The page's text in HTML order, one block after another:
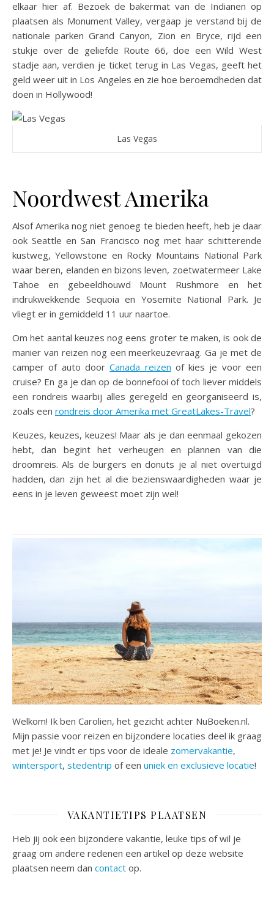
elkaar hier af. Bezoek de bakermat van de Indianen op
plaatsen als Monument Valley, vergaap je verstand bij de
nationale parken Grand Canyon, Zion en Bryce, rijd een
stukje over de geliefde Route 66, doe een Wild West
stadje aan, verdien je ticket terug in Las Vegas, geeft het
geld weer uit in Los Angeles en zie hoe beroemdheden dat
doen in Hollywood!
Las Vegas
Noordwest Amerika
Alsof Amerika nog niet genoeg te bieden heeft, heb je daar
ook Seattle en San Francisco nog met haar schitterende
kustweg, Yellowstone en Rocky Mountains National Park
waar beren, elanden en bizons leven, zoetwatermeer Lake
Tahoe en gebeeldhouwd Mount Rushmore en het
indrukwekkende Sequoia en Yosemite National Park. Je
vliegt er in gemiddeld 11 uur naartoe.
Om het aantal keuzes nog eens groter te maken, is ook de
manier van reizen nog een meerkeuzevraag. Ga je met de
camper of auto doorCanada reizen of kies je voor een
cruise? En ga je dan op de bonnefooi of toch liever middels
een rondreis waarbij alles geregeld en georganiseerd is,
zoals een rondreis door Amerika met GreatLakes-Travel?
Keuzes, keuzes, keuzes! Maar als je dan eenmaal gekozen
hebt, dan begint het verheugen en plannen van die
droomreis. Als de burgers en donuts je al niet overtuigd
hadden, dan zijn het al die bezienswaardigheden waar je
eens in je leven geweest moet zijn wel!
Welkom! Ik ben Carolien, het gezicht achter NuBoeken.nl.
Mijn passie voor reizen en bijzondere locaties deel ik graag
met je! Je vindt er tips voor de ideale zomervakantie,
wintersport, stedentrip of een uniek en exclusieve locatie!
VAKANTIETIPS PLAATSEN
Heb jij ook een bijzondere vakantie, leuke tips of wil je
graag om andere redenen een artikel op deze website
plaatsen neem dan contact op.